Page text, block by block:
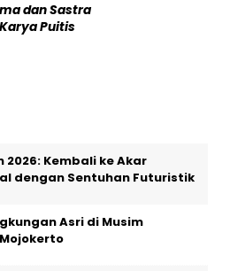
dan Sastra
Puitis
2026: Kembali ke Akar
dengan Sentuhan Futuristik
Asri di Musim